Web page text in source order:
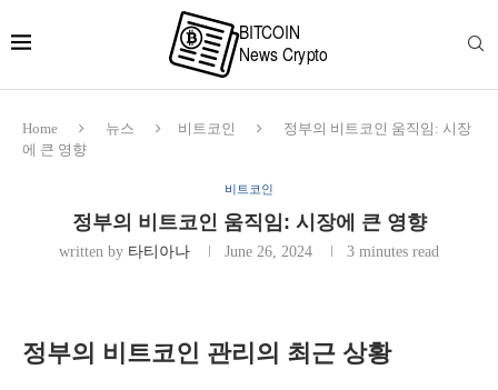
Home 뉴스 비트코인
정부의 비트코인 움직임: 시장
에 큰 영향
비트코인
정부의 비트코인 움직임: 시장에 큰 영향
written by 타티아나 June 26, 2024 3 minutes read
정부의 비트코인 관리의 최근 상황